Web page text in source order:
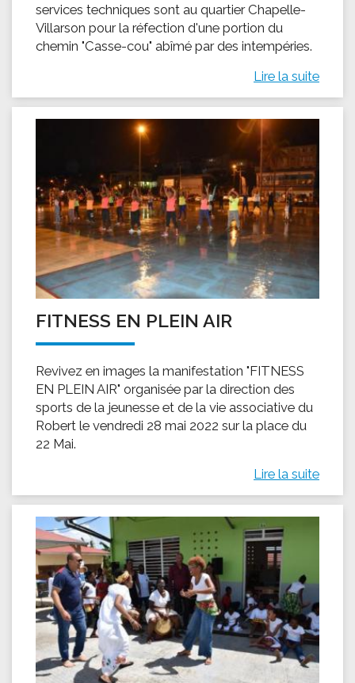
services techniques sont au quartier Chapelle-
Villarson pour la réfection d'une portion du
chemin "Casse-cou" abîmé par des intempéries.
Lire la suite
FITNESS EN PLEIN AIR
Revivez en images la manifestation "FITNESS
EN PLEIN AIR" organisée par la direction des
sports de la jeunesse et de la vie associative du
Robert le vendredi 28 mai 2022 sur la place du
22 Mai.
Lire la suite